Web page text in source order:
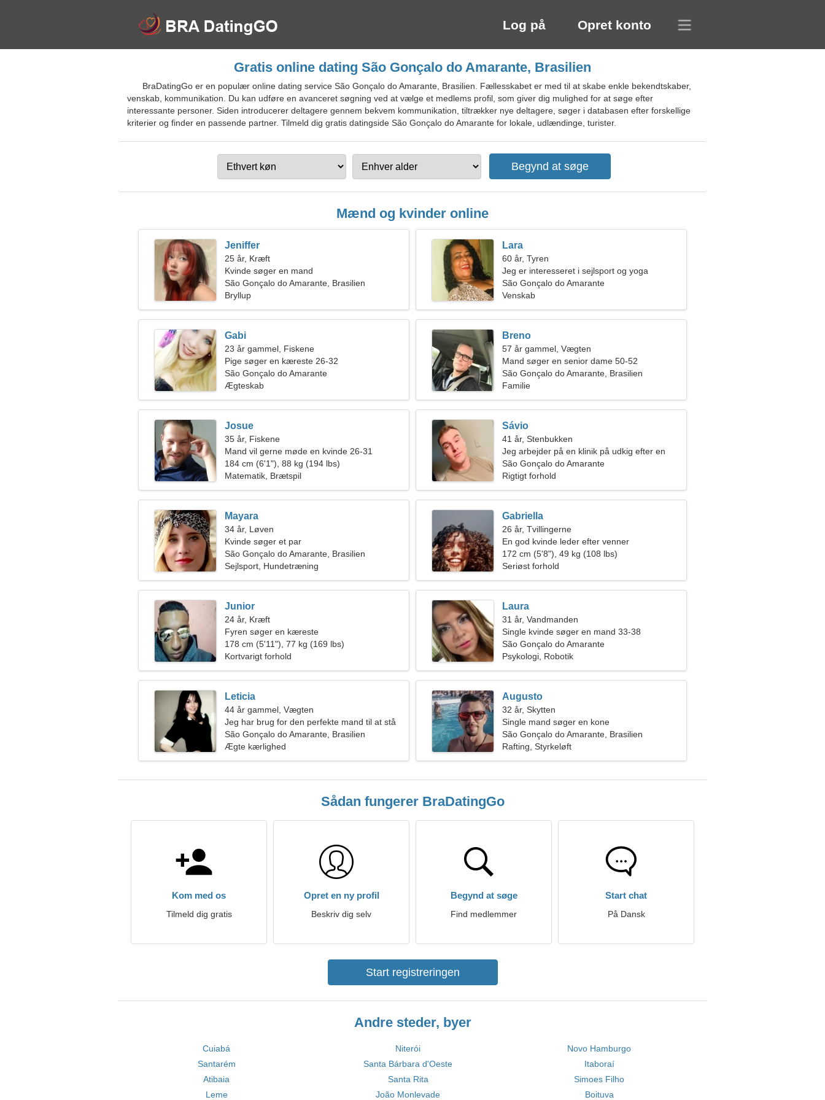
Log på Opret konto
Gratis online dating São Gonçalo do Amarante, Brasilien
BraDatingGo er en populær online dating service São Gonçalo do Amarante, Brasilien. Fællesskabet er med til at skabe enkle bekendtskaber,
venskab, kommunikation. Du kan udføre en avanceret søgning ved at vælge et medlems profil, som giver dig mulighed for at søge efter
interessante personer. Siden introducerer deltagere gennem bekvem kommunikation, tiltrækker nye deltagere, søger i databasen efter forskellige
kriterier og finder en passende partner. Tilmeld dig gratis datingside São Gonçalo do Amarante for lokale, udlændinge, turister.
Mænd og kvinder online
Jeniffer
25 år, Kræft
Kvinde søger en mand
São Gonçalo do Amarante, Brasilien
Bryllup
Lara
60 år, Tyren
Jeg er interesseret i sejlsport og yoga
São Gonçalo do Amarante
Venskab
Gabi
23 år gammel, Fiskene
Pige søger en kæreste 26-32
São Gonçalo do Amarante
Ægteskab
Breno
57 år gammel, Vægten
Mand søger en senior dame 50-52
São Gonçalo do Amarante, Brasilien
Familie
Josue
35 år, Fiskene
Mand vil gerne møde en kvinde 26-31
184 cm (6'1"), 88 kg (194 lbs)
Matematik, Brætspil
Sávio
41 år, Stenbukken
Jeg arbejder på en klinik på udkig efter en
smuk kvinde
São Gonçalo do Amarante
Rigtigt forhold
Mayara
34 år, Løven
Kvinde søger et par
São Gonçalo do Amarante, Brasilien
Sejlsport, Hundetræning
Gabriella
26 år, Tvillingerne
En god kvinde leder efter venner
172 cm (5'8"), 49 kg (108 lbs)
Seriøst forhold
Junior
24 år, Kræft
Fyren søger en kæreste
178 cm (5'11"), 77 kg (169 lbs)
Kortvarigt forhold
Laura
31 år, Vandmanden
Single kvinde søger en mand 33-38
São Gonçalo do Amarante
Psykologi, Robotik
Leticia
44 år gammel, Vægten
Jeg har brug for den perfekte mand til at stå
på ski sammen
São Gonçalo do Amarante, Brasilien
Ægte kærlighed
Augusto
32 år, Skytten
Single mand søger en kone
São Gonçalo do Amarante, Brasilien
Rafting, Styrkeløft
Sådan fungerer BraDatingGo
Kom med os
Tilmeld dig gratis
Opret en ny profil
Beskriv dig selv
Begynd at søge
Find medlemmer
Start chat
På Dansk
Start registreringen
Andre steder, byer
Cuiabá Niterói
Novo Hamburgo
Santarém
Santa Bárbara d'Oeste
Itaboraí
Atibaia
Santa Rita
Simoes Filho
Leme
João Monlevade Boituva